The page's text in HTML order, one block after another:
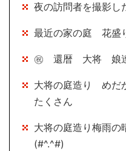
夜の訪問者を撮影し
最近の家の庭 花
㊗ 還暦 大将 娘達
大将の庭造り めだ
たくさん
大将の庭造り梅雨
(#^.^#)